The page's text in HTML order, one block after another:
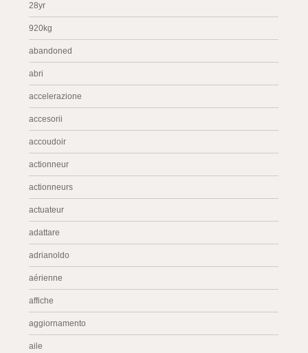
28yr
920kg
abandoned
abri
accelerazione
accesorii
accoudoir
actionneur
actionneurs
actuateur
adattare
adrianoldo
aérienne
affiche
aggiornamento
aile